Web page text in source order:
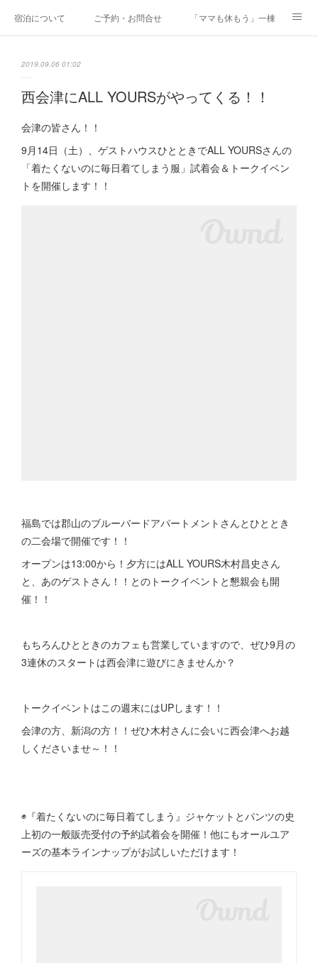
宿泊について ご予約・お問合せ 「ママも休もう」一棟貸しファ
2019.09.06 01:02
西会津にALL YOURSがやってくる！！
会津の皆さん！！
9月14日（土）、ゲストハウスひとときでALL YOURSさんの
「着たくないのに毎日着てしまう服」試着会＆トークイベン
トを開催します！！
福島では郡山のブルーバードアパートメントさんとひととき
の二会場で開催です！！
オープンは13:00から！夕方にはALL YOURS木村昌史さん
と、あのゲストさん！！とのトークイベントと懇親会も開
催！！
もちろんひとときのカフェも営業していますので、ぜひ9月の
3連休のスタートは西会津に遊びにきませんか？
トークイベントはこの週末にはUPします！！
会津の方、新潟の方！！ぜひ木村さんに会いに西会津へお越
しくださいませ～！！
◉『着たくないのに毎日着てしまう』ジャケットとパンツの史
上初の一般販売受付の予約試着会を開催！他にもオールユア
ーズの基本ラインナップがお試しいただけます！